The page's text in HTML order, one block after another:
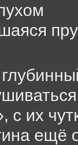
с их
ещё